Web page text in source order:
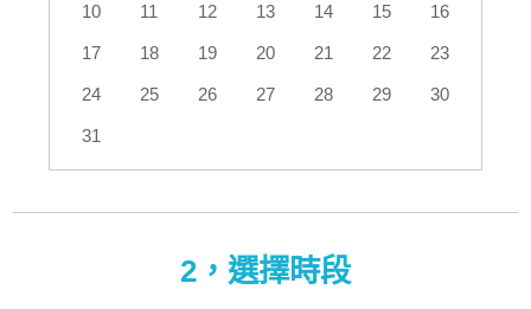
10 11 12 13 14 15 16
17 18 19 20 21 22 23
24 25 26 27 28 29 30
31
2，選擇時段